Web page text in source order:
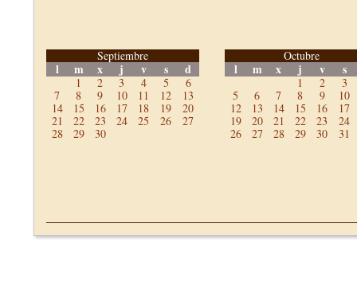
Septiembre
l m x j v s d
1 2 3 4 5
6
7
8 9 10 11 12
13
14
15 16 17 18 19
20
21
22 23 24 25 26
27
28
29 30
Octubre
l m x j v s
1 2
3
5
6 7 8 9
10
12
13 14 15 16
17
19
20 21 22 23
24
26
27 28 29 30 31